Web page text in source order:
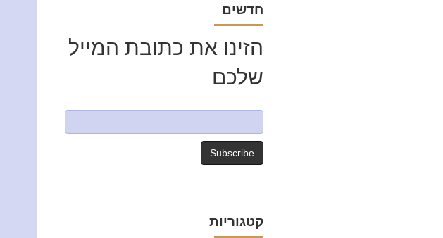
חדשים
הזינו את כתובת המייל
שלכם
קטגוריות